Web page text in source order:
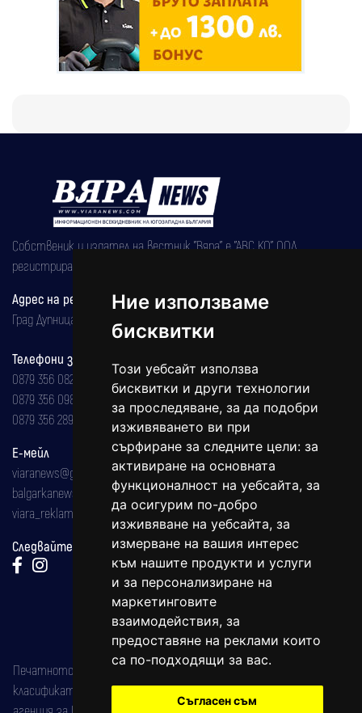
Ние използваме
бисквитки
Този уебсайт използва
бисквитки и други технологии
за проследяване, за да подобри
изживяването ви при
сърфиране за следните цели: за
активиране на основната
функционалност на уебсайта, за
да осигурим по-добро
изживяване на уебсайта, за
измерване на вашия интерес
към нашите продукти и услуги
и за персонализиране на
маркетинговите
взаимодействия, за
предоставяне на реклами които
са по-подходящи за вас.
Съгласен съм
Собственик и издател на вестник "Вяра" е "АВС КО" ООД,
регистрирана на 08.05.2002 година.
Адрес на редакцията
Град Дупница, ул.''Христо Ботев" 43
Телефони за реклама и абонаменти
0879 356 082
0879 356 098
0879 356 289
Е-мейл
viaranews@gmail.com
balgarkanews@gmail.com
viara_reklama@mail.bg
Следвайте ни:
Печатното издание на вестника е регистрирано в националния
класификатор на печатните издания (Българска национална
агенция за ISSN) под номер: ISSN 1312-4722.